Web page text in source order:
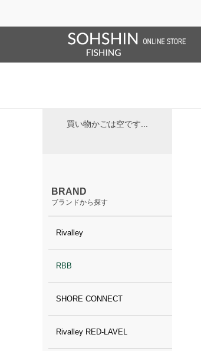
ホーム > RBB
買い物かごは空です...
BRAND
ブランドから探す
Rivalley
RBB
SHORE CONNECT
Rivalley RED-LAVEL